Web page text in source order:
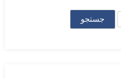
Skip
to